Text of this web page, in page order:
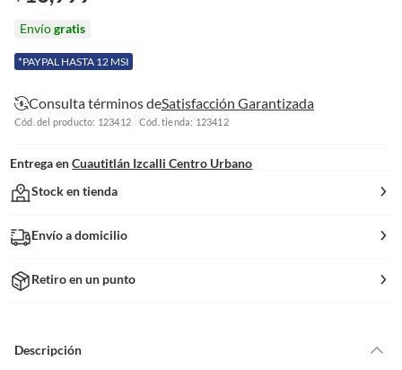
Envíogratis
*PAYPAL HASTA 12 MSI
Consulta términos deSatisfacción Garantizada
Cód. del producto: 123412 Cód. tienda: 123412
Entrega en Cuautitlán Izcalli Centro Urbano
Stock en tienda
Envío a domicilio
Retiro en un punto
Descripción